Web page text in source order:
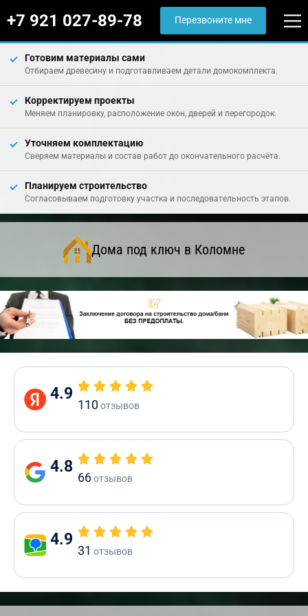
+7 921 027-89-78 Перезвоните мне
Готовим материалы сами
Отбираем древесину и подготавливаем детали домокомплекта.
Корректируем проекты
Меняем планировку, расположение окон, дверей и перегородок.
Уточняем комплектацию
Сверяем материалы и состав работ до окончательного расчёта.
Планируем строительство
Согласовываем подготовку участка и последовательность этапов.
Дома под ключ в Коломне
4.9
110отзывов
4.8
66отзывов
4.9
31 отзывов